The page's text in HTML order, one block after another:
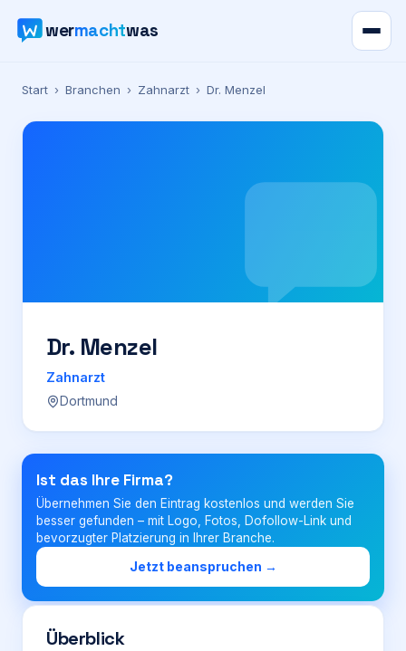
wermachtwas
Verzeichnis
Karte
Preise
Für Firmen
Login
Firma eintragen
Start › Branchen › Zahnarzt › Dr. Menzel
Dr. Menzel
Zahnarzt
Dortmund
Ist das Ihre Firma?
Übernehmen Sie den Eintrag kostenlos und werden Sie
besser gefunden – mit Logo, Fotos, Dofollow-Link und
bevorzugter Platzierung in Ihrer Branche.
Jetzt beanspruchen →
Überblick